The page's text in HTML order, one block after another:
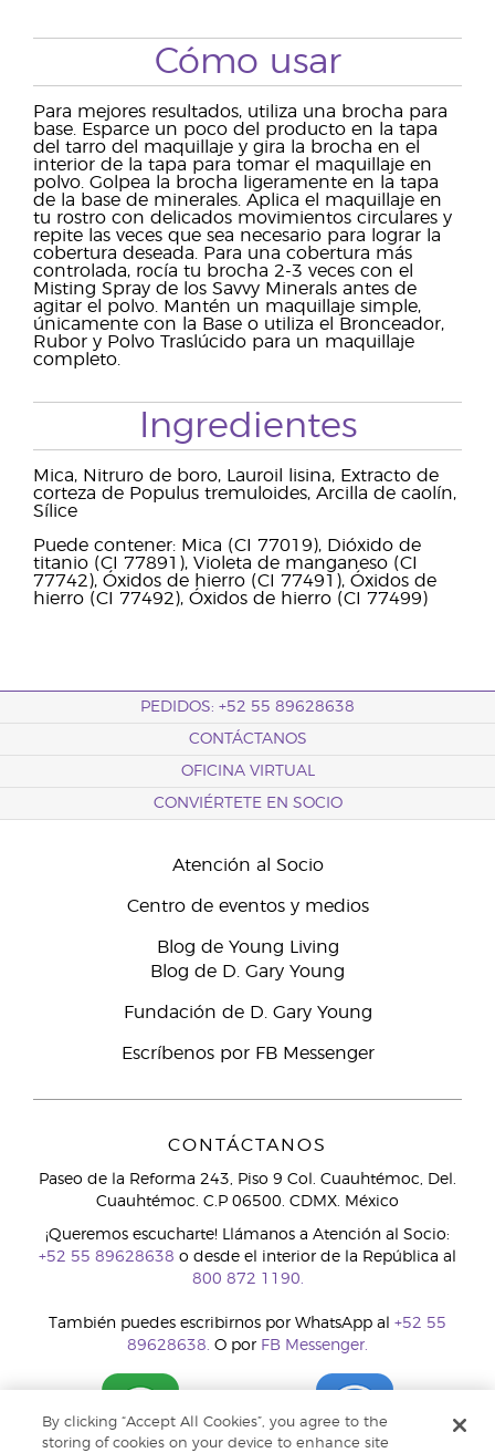
Cómo usar
Para mejores resultados, utiliza una brocha para
base. Esparce un poco del producto en la tapa
del tarro del maquillaje y gira la brocha en el
interior de la tapa para tomar el maquillaje en
polvo. Golpea la brocha ligeramente en la tapa
de la base de minerales. Aplica el maquillaje en
tu rostro con delicados movimientos circulares y
repite las veces que sea necesario para lograr la
cobertura deseada. Para una cobertura más
controlada, rocía tu brocha 2-3 veces con el
Misting Spray de los Savvy Minerals antes de
agitar el polvo. Mantén un maquillaje simple,
únicamente con la Base o utiliza el Bronceador,
Rubor y Polvo Traslúcido para un maquillaje
completo.
Ingredientes
Mica, Nitruro de boro, Lauroil lisina, Extracto de
corteza de Populus tremuloides, Arcilla de caolín,
Sílice
Puede contener: Mica (CI 77019), Dióxido de
titanio (CI 77891), Violeta de manganeso (CI
77742), Óxidos de hierro (CI 77491), Óxidos de
hierro (CI 77492), Óxidos de hierro (CI 77499)
PEDIDOS: +52 55 89628638
CONTÁCTANOS
OFICINA VIRTUAL
CONVIÉRTETE EN SOCIO
Atención al Socio
Centro de eventos y medios
Blog de Young Living
Blog de D. Gary Young
Fundación de D. Gary Young
Escríbenos por FB Messenger
CONTÁCTANOS
Paseo de la Reforma 243, Piso 9 Col. Cuauhtémoc, Del.
Cuauhtémoc. C.P 06500. CDMX. México
¡Queremos escucharte! Llámanos a Atención al Socio:
+52 55 89628638 o desde el interior de la República al
800 872 1190.
También puedes escribirnos por WhatsApp al +52 55
89628638. O por FB Messenger.
By clicking “Accept All Cookies”, you agree to the
storing of cookies on your device to enhance site